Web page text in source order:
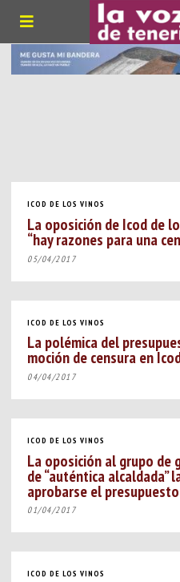
ICOD DE LOS VINOS
La oposición de Icod de
“hay razones para una
05/04/2017
ICOD DE LOS VINOS
La polémica del
moción de censura en
04/04/2017
ICOD DE LOS VINOS
La oposición al grupo de
de “auténtica alcaldada”
aprobarse el presupuesto
01/04/2017
ICOD DE LOS VINOS